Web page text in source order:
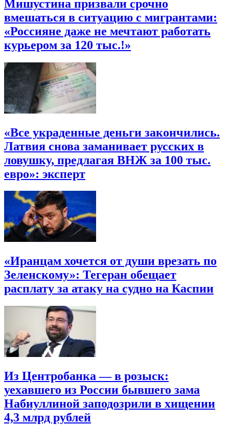
Мишустина призвали срочно
вмешаться в ситуацию с мигрантами:
«Россияне даже не мечтают работать
курьером за 120 тыс.!»
«Все украденные деньги закончились.
Латвия снова заманивает русских в
ловушку, предлагая ВНЖ за 100 тыс.
евро»: эксперт
«Иранцам хочется от души врезать по
Зеленскому»: Тегеран обещает
расплату за атаку на судно на Каспии
Из Центробанка — в розыск:
уехавшего из России бывшего зама
Набиуллиной заподозрили в хищении
4,3 млрд рублей